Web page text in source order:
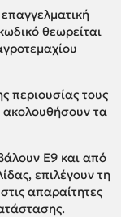
θεωρείται
περιουσίας τους
ακολουθήσουν τα
Ε9 και από
επιλέγουν τη
απαραίτητες